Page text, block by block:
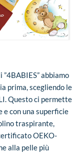
abbiamo
prima, scegliendo le
Questo ci permette
con una superficie
traspirante,
OEKO-
alla pelle più